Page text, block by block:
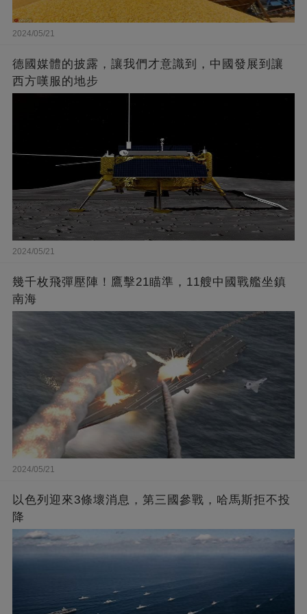
2024/05/21
德國媒體的披露，讓我們才意識到，中國發展到讓
西方嘆服的地步
2024/05/21
幾千枚飛彈壓陣！鷹擊21瞄準，11艘中國戰艦坐鎮
南海
2024/05/21
以色列迎來3條壞消息，第三國參戰，哈馬斯拒不投
降